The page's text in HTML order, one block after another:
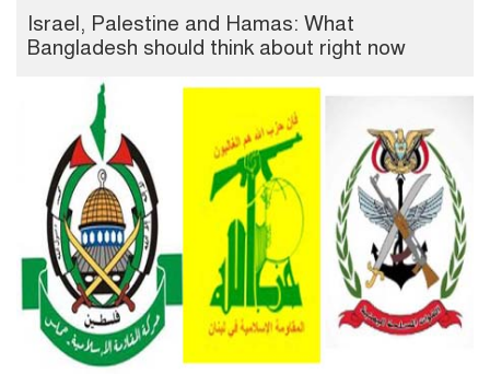
Israel, Palestine and Hamas: What
Bangladesh should think about right now